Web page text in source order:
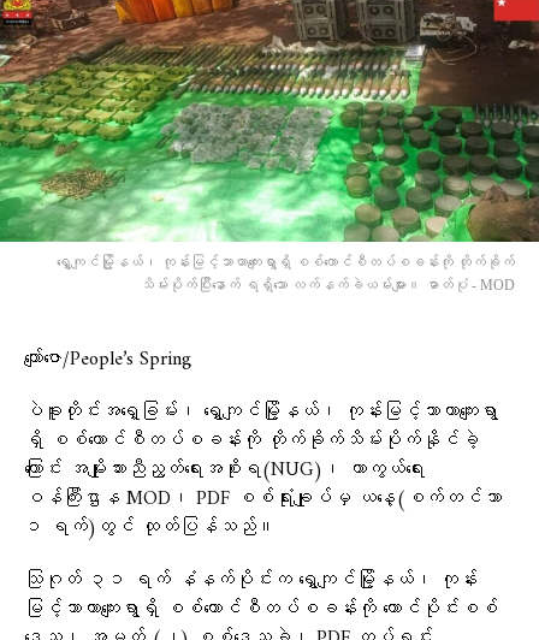
ရွှေကျင်မြို့နယ်၊ ကုန်းမြင့်သာယာကျေးရွာရှိ စစ်ကောင်စီတပ်စခန်းကို တိုက်ခိုက်
သိမ်းပိုက်ပြီးနောက် ရရှိသော လက်နက်ခဲယမ်းများ။ ဓာတ်ပုံ - MOD
ကျော်ဇော/People’s Spring
ပဲခူးတိုင်းအရှေ့ခြမ်း၊ ရွှေကျင်မြို့နယ်၊ ကုန်းမြင့်သာယာကျေးရွာ
ရှိ စစ်ကောင်စီတပ်စခန်းကို တိုက်ခိုက်သိမ်းပိုက်နိုင်ခဲ့
ကြောင်း အမျိုးသားညီညွတ်ရေးအစိုးရ(NUG)၊ ကာကွယ်ရေး
ဝန်ကြီးဌာန MOD၊ PDF စစ်ရုံးချုပ်မှ ယနေ့(စက်တင်ဘာ
၁ ရက်)တွင် ထုတ်ပြန်သည်။
သြဂုတ် ၃၁ ရက် နံနက်ပိုင်းက ရွှေကျင်မြို့နယ်၊ ကုန်း
မြင့်သာယာကျေးရွာရှိ စစ်ကောင်စီတပ်စခန်းကို တောင်ပိုင်းစစ်